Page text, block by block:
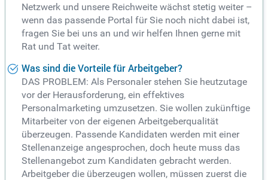
Netzwerk und unsere Reichweite wächst stetig weiter –
wenn das passende Portal für Sie noch nicht dabei ist,
fragen Sie bei uns an und wir helfen Ihnen gerne mit
Rat und Tat weiter.
Was sind die Vorteile für Arbeitgeber?
DAS PROBLEM: Als Personaler stehen Sie heutzutage
vor der Herausforderung, ein effektives
Personalmarketing umzusetzen. Sie wollen zukünftige
Mitarbeiter von der eigenen Arbeitgeberqualität
überzeugen. Passende Kandidaten werden mit einer
Stellenanzeige angesprochen, doch heute muss das
Stellenangebot zum Kandidaten gebracht werden.
Arbeitgeber die überzeugen wollen, müssen zuerst die